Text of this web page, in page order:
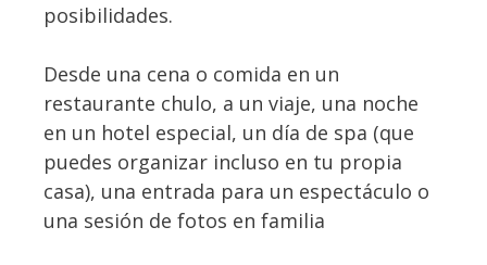
posibilidades.
Desde una cena o comida en un
restaurante chulo, a un viaje, una noche
en un hotel especial, un día de spa (que
puedes organizar incluso en tu propia
casa), una entrada para un espectáculo o
una sesión de fotos en familia